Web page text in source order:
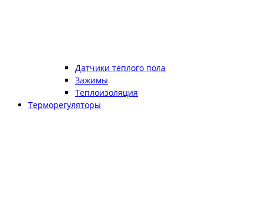
Датчики теплого пола
Зажимы
Теплоизоляция
Терморегуляторы